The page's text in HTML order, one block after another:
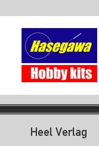
Heel Verlag